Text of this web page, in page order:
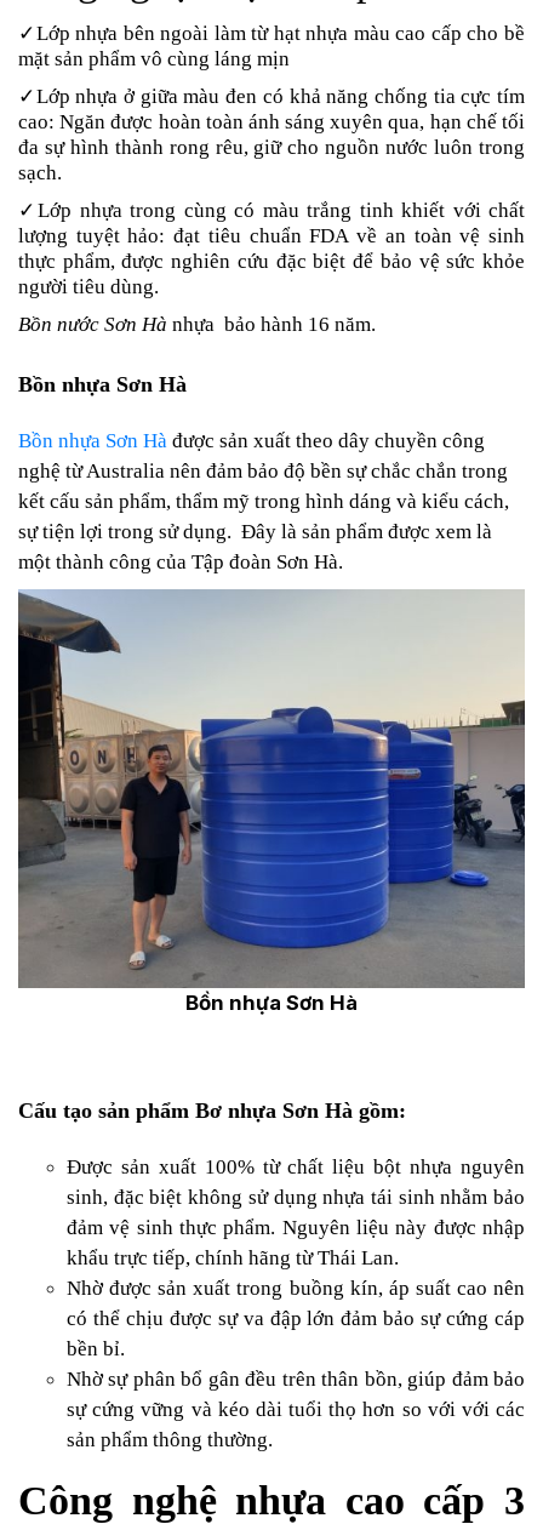
✓Lớp nhựa bên ngoài làm từ hạt nhựa màu cao cấp cho bề
mặt sản phẩm vô cùng láng mịn
✓Lớp nhựa ở giữa màu đen có khả năng chống tia cực tím
cao: Ngăn được hoàn toàn ánh sáng xuyên qua, hạn chế tối
đa sự hình thành rong rêu, giữ cho nguồn nước luôn trong
sạch.
✓Lớp nhựa trong cùng có màu trắng tinh khiết với chất
lượng tuyệt hảo: đạt tiêu chuẩn FDA về an toàn vệ sinh
thực phẩm, được nghiên cứu đặc biệt để bảo vệ sức khỏe
người tiêu dùng.
Bồn nước Sơn Hà nhựa bảo hành 16 năm.
Bồn nhựa Sơn Hà
Bồn nhựa Sơn Hà được sản xuất theo dây chuyền công
nghệ từ Australia nên đảm bảo độ bền sự chắc chắn trong
kết cấu sản phẩm, thẩm mỹ trong hình dáng và kiểu cách,
sự tiện lợi trong sử dụng. Đây là sản phẩm được xem là
một thành công của Tập đoàn Sơn Hà.
Bồn nhựa Sơn Hà
Cấu tạo sản phẩm Bơ nhựa Sơn Hà gồm:
Được sản xuất 100% từ chất liệu bột nhựa nguyên
sinh, đặc biệt không sử dụng nhựa tái sinh nhằm bảo
đảm vệ sinh thực phẩm. Nguyên liệu này được nhập
khẩu trực tiếp, chính hãng từ Thái Lan.
Nhờ được sản xuất trong buồng kín, áp suất cao nên
có thể chịu được sự va đập lớn đảm bảo sự cứng cáp
bền bỉ.
Nhờ sự phân bổ gân đều trên thân bồn, giúp đảm bảo
sự cứng vững và kéo dài tuổi thọ hơn so với với các
sản phẩm thông thường.
Công nghệ nhựa cao cấp 3